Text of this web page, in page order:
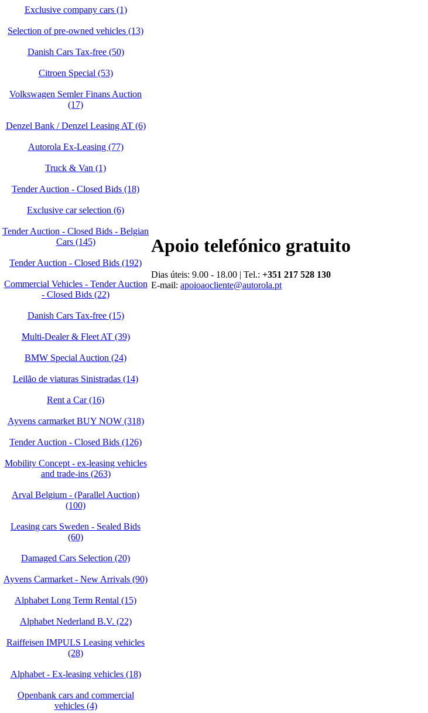
Exclusive company cars (1)
Selection of pre-owned vehicles (13)
Danish Cars Tax-free (50)
Citroen Special (53)
Volkswagen Semler Finans Auction
(17)
Denzel Bank / Denzel Leasing AT (6)
Autorola Ex-Leasing (77)
Truck & Van (1)
Tender Auction - Closed Bids (18)
Exclusive car selection (6)
Tender Auction - Closed Bids - Belgian
Cars (145)
Tender Auction - Closed Bids (192)
Commercial Vehicles - Tender Auction
- Closed Bids (22)
Danish Cars Tax-free (15)
Multi-Dealer & Fleet AT (39)
BMW Special Auction (24)
Leilão de viaturas Sinistradas (14)
Rent a Car (16)
Ayvens carmarket BUY NOW (318)
Tender Auction - Closed Bids (126)
Mobility Concept - ex-leasing vehicles
and trade-ins (263)
Arval Belgium - (Parallel Auction)
(100)
Leasing cars Sweden - Sealed Bids
(60)
Damaged Cars Selection (20)
Ayvens Carmarket - New Arrivals (90)
Alphabet Long Term Rental (15)
Alphabet Nederland B.V. (22)
Raiffeisen IMPULS Leasing vehicles
(28)
Alphabet - Ex-leasing vehicles (18)
Openbank cars and commercial
vehicles (4)
Apoio telefónico gratuito
Dias úteis: 9.00 - 18.00 | Tel.: +351 217 528 130
E-mail: apoioaocliente@autorola.pt